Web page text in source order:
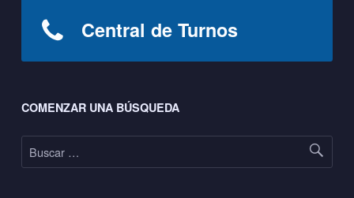
Central de Turnos
COMENZAR UNA BÚSQUEDA
Buscar: